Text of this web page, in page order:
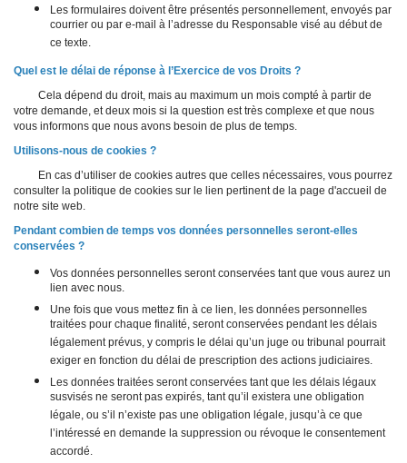
Les formulaires doivent être présentés personnellement, envoyés par
courrier ou par e-mail à l’adresse du Responsable visé au début de
ce texte.
Quel est le délai de réponse à l’Exercice de vos Droits ?
Cela dépend du droit, mais au maximum un mois compté à partir de
votre demande, et deux mois si la question est très complexe et que nous
vous informons que nous avons besoin de plus de temps.
Utilisons-nous de cookies ?
En cas d’utiliser de cookies autres que celles nécessaires, vous pourrez
consulter la politique de cookies sur le lien pertinent de la page d'accueil de
notre site web.
Pendant combien de temps vos données personnelles seront-elles
conservées ?
Vos données personnelles seront conservées tant que vous aurez un
lien avec nous.
Une fois que vous mettez fin à ce lien, les données personnelles
traitées pour chaque finalité, seront conservées pendant les délais
légalement prévus, y compris le délai qu’un juge ou tribunal pourrait
exiger en fonction du délai de prescription des actions judiciaires.
Les données traitées seront conservées tant que les délais légaux
susvisés ne seront pas expirés, tant qu’il existera une obligation
légale, ou s’il n’existe pas une obligation légale, jusqu’à ce que
l’intéressé en demande la suppression ou révoque le consentement
accordé.